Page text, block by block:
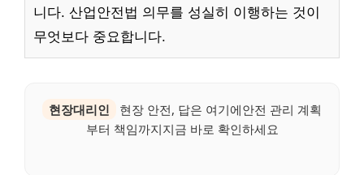
니다. 산업안전법 의무를 성실히 이행하는 것이
무엇보다 중요합니다.
현장대리인
현장 안전, 답은 여기에안전 관리 계획
부터 책임까지지금 바로 확인하세요